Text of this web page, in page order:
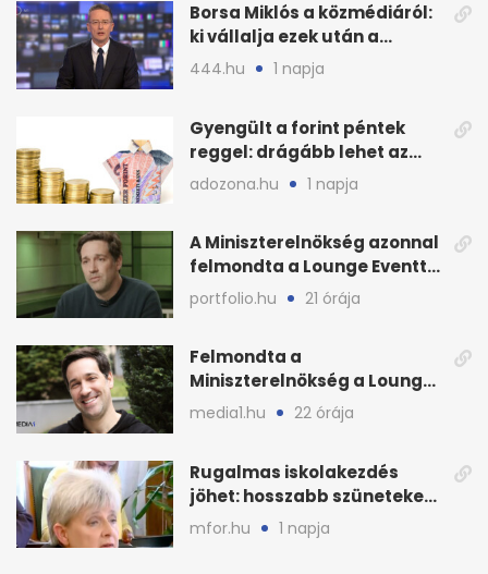
Borsa Miklós a közmédiáról:
ki vállalja ezek után a
munkát?
444.hu 1 napja
Gyengült a forint péntek
reggel: drágább lehet az
euró és a dollár
adozona.hu 1 napja
A Miniszterelnökség azonnal
felmondta a Lounge Eventtel
kötött szerződést
portfolio.hu 21 órája
Felmondta a
Miniszterelnökség a Lounge
Event keretszerződését
media1.hu 22 órája
Rugalmas iskolakezdés
jöhet: hosszabb szüneteket
javasolnak szeptembertől
mfor.hu 1 napja